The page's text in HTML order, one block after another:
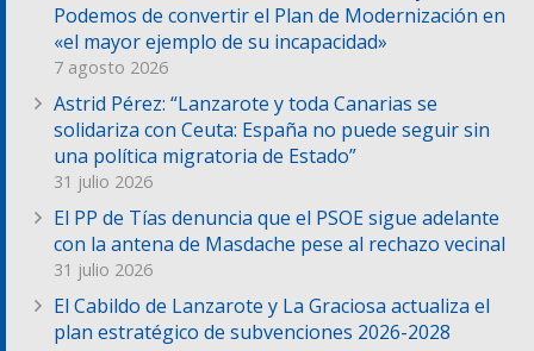
Podemos de convertir el Plan de Modernización en
«el mayor ejemplo de su incapacidad»
7 agosto 2026
Astrid Pérez: “Lanzarote y toda Canarias se
solidariza con Ceuta: España no puede seguir sin
una política migratoria de Estado”
31 julio 2026
El PP de Tías denuncia que el PSOE sigue adelante
con la antena de Masdache pese al rechazo vecinal
31 julio 2026
El Cabildo de Lanzarote y La Graciosa actualiza el
plan estratégico de subvenciones 2026-2028